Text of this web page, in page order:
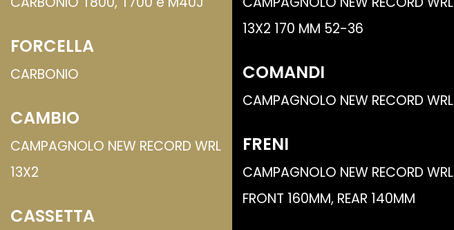
FORCELLA
CARBONIO
CAMBIO
CAMPAGNOLO NEW RECORD WRL
13X2
CASSETTA
13X2 170 MM 52-36
COMANDI
CAMPAGNOLO NEW RECORD WRL
FRENI
CAMPAGNOLO NEW RECORD WRL
FRONT 160MM, REAR 140MM